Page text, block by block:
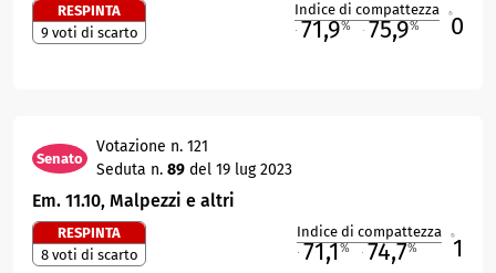
RESPINTA
9 voti di scarto
Indice di compattezza
71,9% 75,9% 0
Senato
Votazione n. 121
Seduta n. 89 del 19 lug 2023
Em. 11.10, Malpezzi e altri
RESPINTA
8 voti di scarto
Indice di compattezza
71,1% 74,7% 1